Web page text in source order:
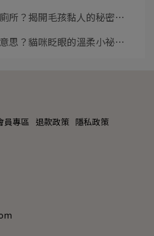
所？揭開毛孩黏人的秘密⋯
思？貓咪眨眼的溫柔小祕⋯
員專區 退款政策 隱私政策